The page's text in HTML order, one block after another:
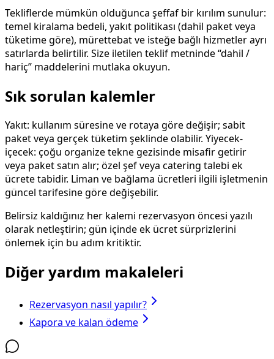
Tekliflerde mümkün olduğunca şeffaf bir kırılım sunulur:
temel kiralama bedeli, yakıt politikası (dahil paket veya
tüketime göre), mürettebat ve isteğe bağlı hizmetler ayrı
satırlarda belirtilir. Size iletilen teklif metninde “dahil /
hariç” maddelerini mutlaka okuyun.
Sık sorulan kalemler
Yakıt: kullanım süresine ve rotaya göre değişir; sabit
paket veya gerçek tüketim şeklinde olabilir. Yiyecek-
içecek: çoğu organize tekne gezisinde misafir getirir
veya paket satın alır; özel şef veya catering talebi ek
ücrete tabidir. Liman ve bağlama ücretleri ilgili işletmenin
güncel tarifesine göre değişebilir.
Belirsiz kaldığınız her kalemi rezervasyon öncesi yazılı
olarak netleştirin; gün içinde ek ücret sürprizlerini
önlemek için bu adım kritiktir.
Diğer yardım makaleleri
Rezervasyon nasıl yapılır?
Kapora ve kalan ödeme